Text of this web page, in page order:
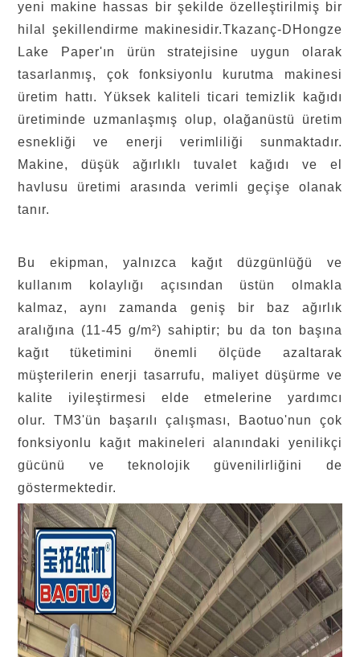
yeni makine hassas bir şekilde özelleştirilmiş bir
hilal şekillendirme makinesidir.Tkazanç-D Hongze
Lake Paper'ın ürün stratejisine uygun olarak
tasarlanmış, çok fonksiyonlu kurutma makinesi
üretim hattı. Yüksek kaliteli ticari temizlik kağıdı
üretiminde uzmanlaşmış olup, olağanüstü üretim
esnekliği ve enerji verimliliği sunmaktadır.
Makine, düşük ağırlıklı tuvalet kağıdı ve el
havlusu üretimi arasında verimli geçişe olanak
tanır.
Bu ekipman, yalnızca kağıt düzgünlüğü ve
kullanım kolaylığı açısından üstün olmakla
kalmaz, aynı zamanda geniş bir baz ağırlık
aralığına (11-45 g/m²) sahiptir; bu da ton başına
kağıt tüketimini önemli ölçüde azaltarak
müşterilerin enerji tasarrufu, maliyet düşürme ve
kalite iyileştirmesi elde etmelerine yardımcı
olur.
TM3'ün başarılı çalışması, Baotuo'nun çok
fonksiyonlu kağıt makineleri alanındaki yenilikçi
gücünü ve teknolojik güvenilirliğini de
göstermektedir.